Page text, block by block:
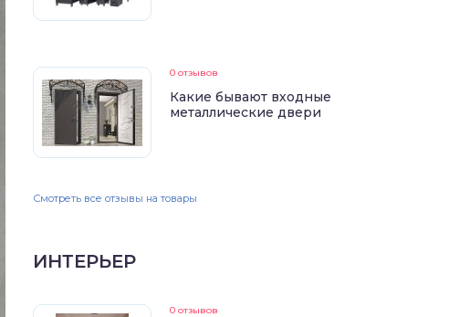
0 отзывов
Какие бывают входные
металлические двери
Смотреть все отзывы на товары
ИНТЕРЬЕР
0 отзывов